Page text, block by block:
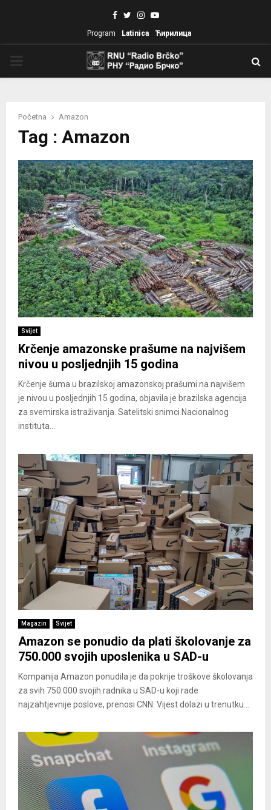
Facebook
TwitterInstagram
Youtube
Program Latinica Ћирилица
Početna Amazon
Tag : Amazon
Svijet
Krčenje amazonske prašume na najvišem
nivou u posljednjih 15 godina
Krčenje šuma u brazilskoj amazonskoj prašumi na najvišem
je nivou u posljednjih 15 godina, objavila je brazilska agencija
za svemirska istraživanja. Satelitski snimci Nacionalnog
instituta...
Magazin Svijet
Amazon se ponudio da plati školovanje za
750.000 svojih uposlenika u SAD-u
Kompanija Amazon ponudila je da pokrije troškove školovanja
za svih 750.000 svojih radnika u SAD-u koji rade
najzahtjevnije poslove, prenosi CNN. Vijest dolazi u trenutku...